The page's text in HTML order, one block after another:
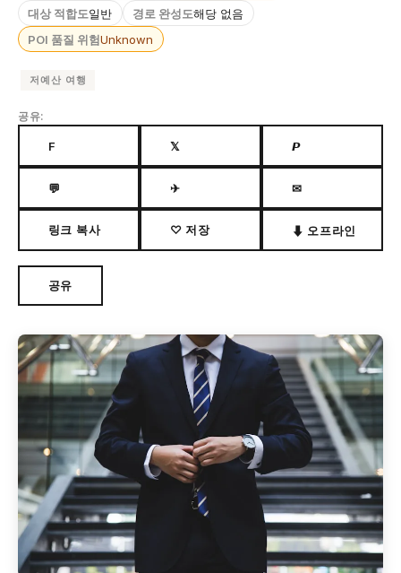
대상 적합도일반 경로 완성도해당 없음
POI 품질 위험Unknown
저예산 여행
공유:
F 𝕏 𝙋
💬 ✈ ✉
링크 복사 ♡ 저장 ⬇ 오프라인
공유